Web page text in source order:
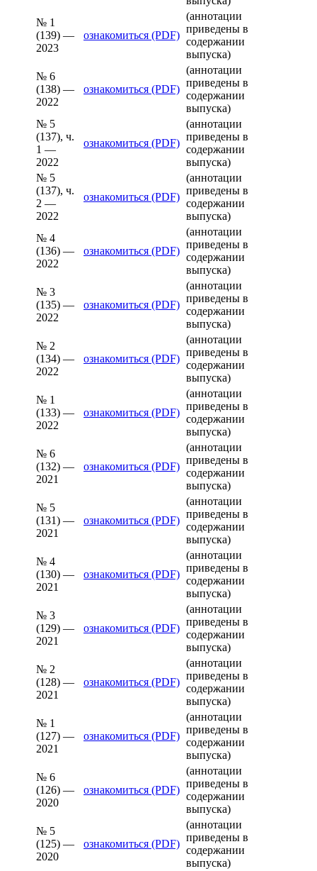
№ 1
(139) —
2023
ознакомиться (PDF)
(аннотации
приведены в
содержании
выпуска)
№ 6
(138) —
2022
ознакомиться (PDF)
(аннотации
приведены в
содержании
выпуска)
№ 5
(137), ч.
1 —
2022
ознакомиться (PDF)
(аннотации
приведены в
содержании
выпуска)
№ 5
(137), ч.
2 —
2022
ознакомиться (PDF)
(аннотации
приведены в
содержании
выпуска)
№ 4
(136) —
2022
ознакомиться (PDF)
(аннотации
приведены в
содержании
выпуска)
№ 3
(135) —
2022
ознакомиться (PDF)
(аннотации
приведены в
содержании
выпуска)
№ 2
(134) —
2022
ознакомиться (PDF)
(аннотации
приведены в
содержании
выпуска)
№ 1
(133) —
2022
ознакомиться (PDF)
(аннотации
приведены в
содержании
выпуска)
№ 6
(132) —
2021
ознакомиться (PDF)
(аннотации
приведены в
содержании
выпуска)
№ 5
(131) —
2021
ознакомиться (PDF)
(аннотации
приведены в
содержании
выпуска)
№ 4
(130) —
2021
ознакомиться (PDF)
(аннотации
приведены в
содержании
выпуска)
№ 3
(129) —
2021
ознакомиться (PDF)
(аннотации
приведены в
содержании
выпуска)
№ 2
(128) —
2021
ознакомиться (PDF)
(аннотации
приведены в
содержании
выпуска)
№ 1
(127) —
2021
ознакомиться (PDF)
(аннотации
приведены в
содержании
выпуска)
№ 6
(126) —
2020
ознакомиться (PDF)
(аннотации
приведены в
содержании
выпуска)
№ 5
(125) —
2020
ознакомиться (PDF)
(аннотации
приведены в
содержании
выпуска)